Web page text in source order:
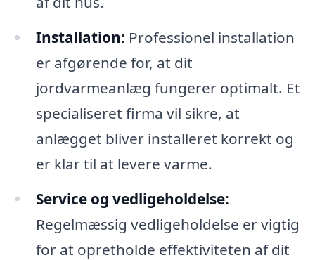
Installation: Professionel installation
er afgørende for, at dit
jordvarmeanlæg fungerer optimalt. Et
specialiseret firma vil sikre, at
anlægget bliver installeret korrekt og
er klar til at levere varme.
Service og vedligeholdelse:
Regelmæssig vedligeholdelse er vigtig
for at opretholde effektiviteten af dit